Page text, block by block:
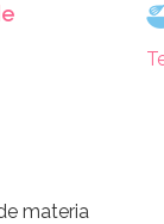
materia